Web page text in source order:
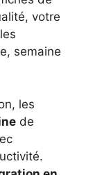
votre
semaine
les
de